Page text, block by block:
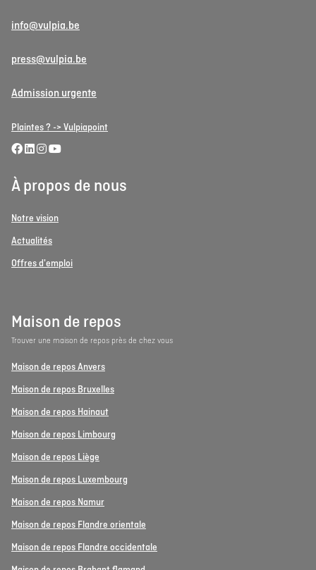
info@vulpia.be
press@vulpia.be
Admission urgente
Plaintes ? -> Vulpiapoint
À propos de nous
Notre vision
Actualités
Offres d'emploi
Maison de repos
Trouver une maison de repos près de chez vous
Maison de repos Anvers
Maison de repos Bruxelles
Maison de repos Hainaut
Maison de repos Limbourg
Maison de repos Liège
Maison de repos Luxembourg
Maison de repos Namur
Maison de repos Flandre orientale
Maison de repos Flandre occidentale